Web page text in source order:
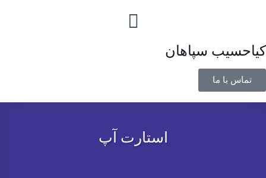
کیاحسیب سپاهان
تماس با ما
استارت آپ